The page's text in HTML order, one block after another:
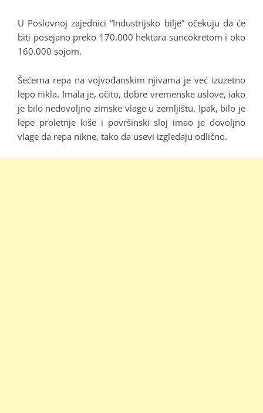
U Poslovnoj zajednici “Industrijsko bilje” očekuju da će
biti posejano preko 170.000 hektara suncokretom i oko
160.000 sojom.
Šećerna repa na vojvođanskim njivama je već izuzetno
lepo nikla. Imala je, očito, dobre vremenske uslove, iako
je bilo nedovoljno zimske vlage u zemljištu. Ipak, bilo je
lepe proletnje kiše i površinski sloj imao je dovoljno
vlage da repa nikne, tako da usevi izgledaju odlično.